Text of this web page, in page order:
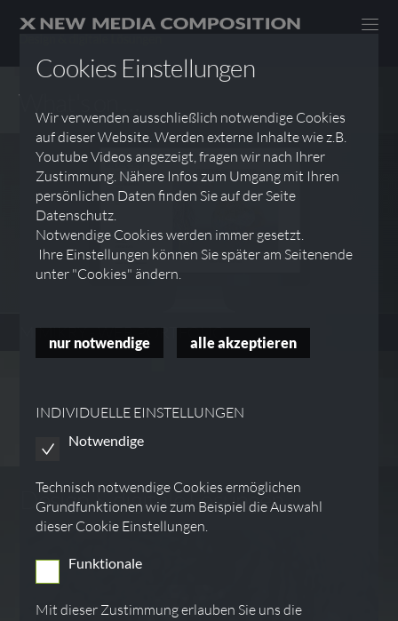
Cookies Einstellungen
Wir verwenden ausschließlich notwendige Cookies
auf dieser Website. Werden externe Inhalte wie z.B.
Youtube Videos angezeigt, fragen wir nach Ihrer
Zustimmung. Nähere Infos zum Umgang mit Ihren
persönlichen Daten finden Sie auf der Seite
Datenschutz.
Notwendige Cookies werden immer gesetzt.
Ihre Einstellungen können Sie später am Seitenende
unter "Cookies" ändern.
nur notwendige alle akzeptieren
INDIVIDUELLE EINSTELLUNGEN
Notwendige
Technisch notwendige Cookies ermöglichen
Grundfunktionen wie zum Beispiel die Auswahl
dieser Cookie Einstellungen.
Funktionale
Mit dieser Zustimmung erlauben Sie uns die
What's on …
MIMIKRY - WEB PORTFOLIO
Design & digitale Lösungen